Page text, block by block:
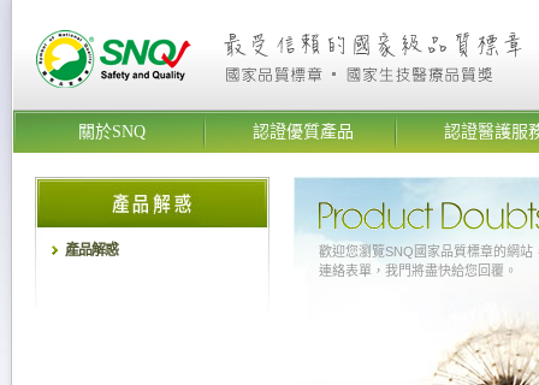
關於SNQ 認證優質產品 認證醫護服
產品解惑
歡迎您瀏覽SNQ國家品質標章的網
連絡表單，我門將盡快給您回覆。